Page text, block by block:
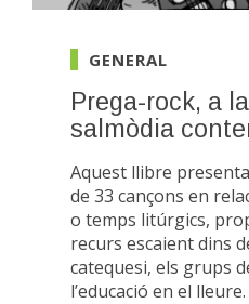
GENERAL
Prega-rock, a
salmòdia
Aquest llibre
de 33 cançons en
o temps litúrgics,
recurs escaient dins
catequesi, els grups
l’educació en el lleure.